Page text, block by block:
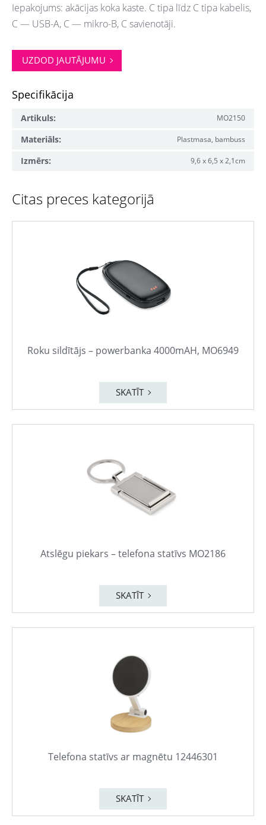
Iepakojums: akācijas koka kaste. C tipa līdz C tipa kabelis,
C — USB-A, C — mikro-B, C savienotāji.
UZDOD JAUTĀJUMU
Specifikācija
Artikuls: MO2150
Materiāls: Plastmasa, bambuss
Izmērs: 9,6 x 6,5 x 2,1cm
Citas preces kategorijā
Roku sildītājs – powerbanka 4000mAH, MO6949
SKATĪT
Atslēgu piekars – telefona statīvs MO2186
SKATĪT
Telefona statīvs ar magnētu 12446301
SKATĪT